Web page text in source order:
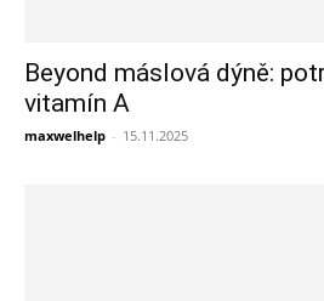
Beyond máslová dýně:
vitamín A
maxwelhelp - 15.11.2025